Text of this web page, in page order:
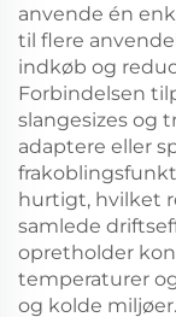
anvende én
til flere
indkøb og
Forbindelsen
slangesizes og
adaptere eller
hurtigt, hvilket
samlede
opretholder
temperaturer
og kolde miljøer.